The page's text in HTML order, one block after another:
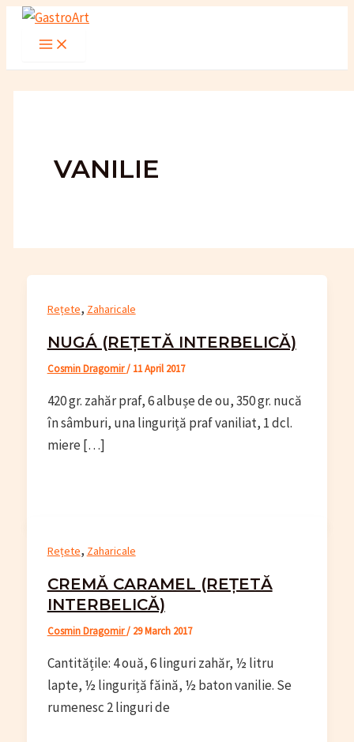
Skip
Main
VANILIE
Rețete, Zaharicale
NUGÁ (REȚETĂ INTERBELICĂ)
Cosmin Dragomir/ 11 April 2017
420 gr. zahăr praf, 6 albușe de ou, 350 gr. nucă
în sâmburi, una linguriță praf vaniliat, 1 dcl.
miere […]
Rețete, Zaharicale
CREMĂ CARAMEL (REȚETĂ
INTERBELICĂ)
Cosmin Dragomir/ 29 March 2017
Cantitățile: 4 ouă, 6 linguri zahăr, ½ litru
lapte, ½ linguriță făină, ½ baton vanilie. Se
rumenesc 2 linguri de